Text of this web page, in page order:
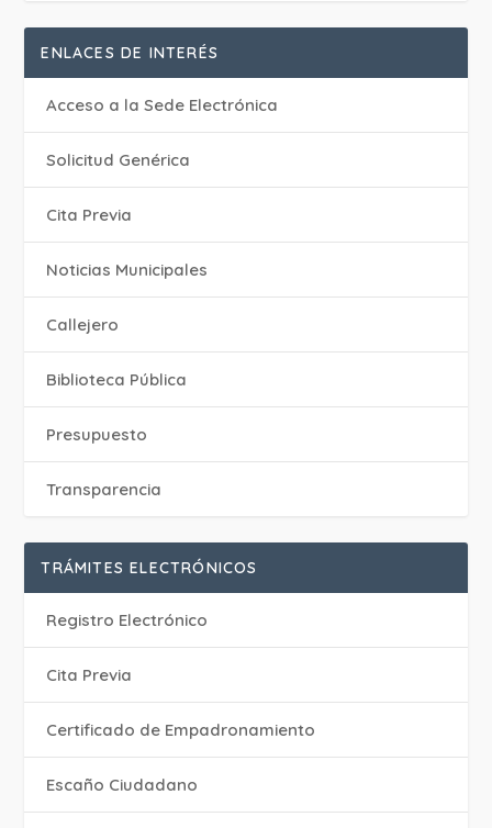
ENLACES DE INTERÉS
Acceso a la Sede Electrónica
Solicitud Genérica
Cita Previa
‎Noticias Municipales
Callejero
Biblioteca Pública
Presupuesto
Transparencia
TRÁMITES ELECTRÓNICOS
Registro Electrónico
Cita Previa
Certificado de Empadronamiento
Escaño Ciudadano